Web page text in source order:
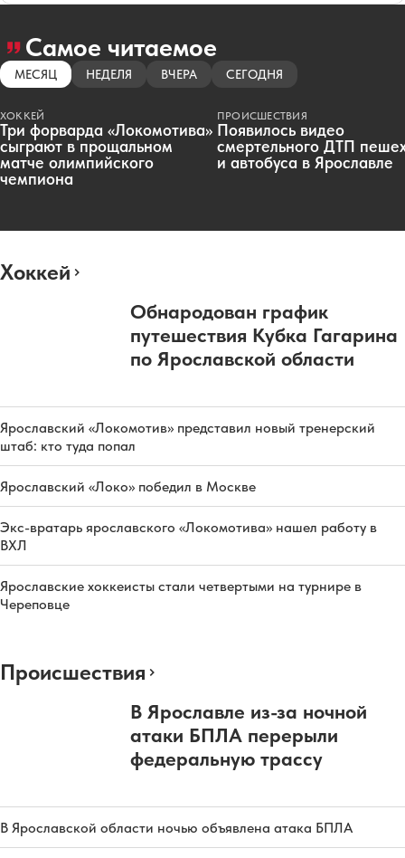
Самое читаемое
МЕСЯЦ НЕДЕЛЯ ВЧЕРА СЕГОДНЯ
ХОККЕЙ
Три форварда «Локомотива»
сыграют в прощальном
матче олимпийского
чемпиона
ПРОИСШЕСТВИЯ
Появилось видео
смертельного ДТП
и автобуса в Ярославле
Хоккей
Обнародован график
путешествия Кубка Гагарина
по Ярославской области
Ярославский «Локомотив» представил новый тренерский
штаб: кто туда попал
Ярославский «Локо» победил в Москве
Экс-вратарь ярославского «Локомотива» нашел работу в
ВХЛ
Ярославские хоккеисты стали четвертыми на турнире в
Череповце
Происшествия
В Ярославле из-за ночной
атаки БПЛА перерыли
федеральную трассу
В Ярославской области ночью объявлена атака БПЛА